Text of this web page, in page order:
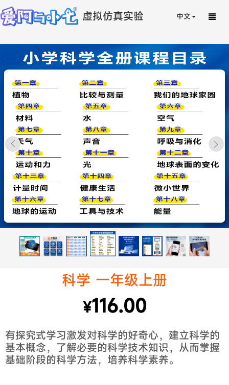
虚拟仿真实验 中文
科学 一年级上册
¥116.00
有探究式学习激发对科学的好奇心，建立科学的
基本概念，了解必要的科学技术知识，从而掌握
基础阶段的科学方法，培养科学素养。